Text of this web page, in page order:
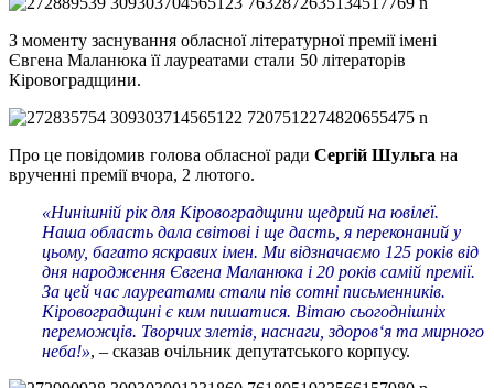
З моменту заснування обласної літературної премії імені
Євгена Маланюка її лауреатами стали 50 літераторів
Кіровоградщини.
Про це повідомив голова обласної ради Сергій Шульга на
врученні премії вчора, 2 лютого.
«Нинішній рік для Кіровоградщини щедрий на ювілеї.
Наша область дала світові і ще дасть, я переконаний у
цьому, багато яскравих імен. Ми відзначаємо 125 років від
дня народження Євгена Маланюка і 20 років самій премії.
За цей час лауреатами стали пів сотні письменників.
Кіровоградщині є ким пишатися. Вітаю сьогоднішніх
переможців. Творчих злетів, наснаги, здоров‘я та мирного
неба!», – сказав очільник депутатського корпусу.